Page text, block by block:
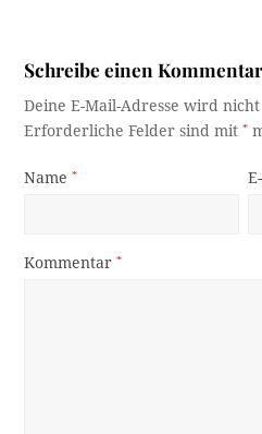
Schreibe einen Kommentar
Deine E-Mail-Adresse wird
Erforderliche Felder sind mit*
Name*
Kommentar*